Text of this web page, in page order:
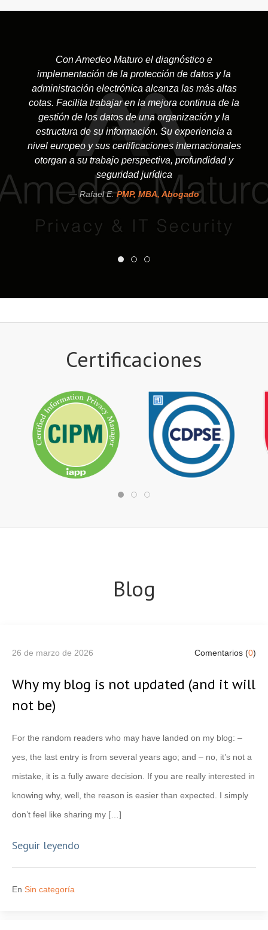
Con Amedeo Maturo el diagnóstico e
implementación de la protección de datos y la
administración electrónica alcanza las más altas
cotas. Facilita trabajar en la mejora continua de la
gestión de los datos de una organización y la
estructura de su información. Su experiencia a
nivel europeo y sus certificaciones internacionales
otorgan a su trabajo perspectiva, profundidad y
seguridad jurídica
Rafael E.PMP, MBA, Abogado
Certificaciones
Blog
26 de marzo de 2026 Comentarios (0)
Why my blog is not updated (and it will
not be)
For the random readers who may have landed on my blog: –
yes, the last entry is from several years ago; and – no, it’s not a
mistake, it is a fully aware decision. If you are really interested in
knowing why, well, the reason is easier than expected. I simply
don’t feel like sharing my […]
Seguir leyendo
En Sin categoría